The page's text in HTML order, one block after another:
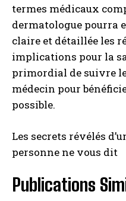
termes médicaux
dermatologue pourra
claire et détaillée les
implications pour la
primordial de suivre
médecin pour
possible.
Les secrets révélés
personne ne vous dit
Publications